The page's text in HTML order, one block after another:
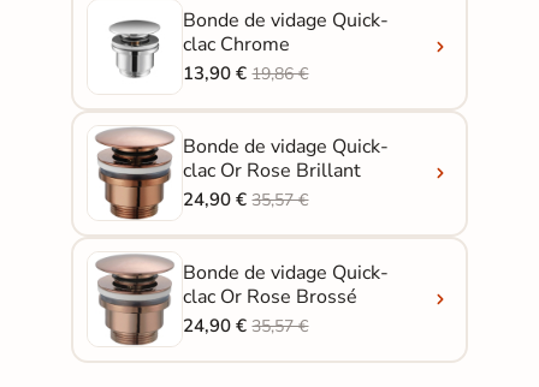
Bonde de vidage Quick-
clac Chrome
13,90 €19,86 €
Bonde de vidage Quick-
clac Or Rose Brillant
24,90 €35,57 €
Bonde de vidage Quick-
clac Or Rose Brossé
24,90 €35,57 €